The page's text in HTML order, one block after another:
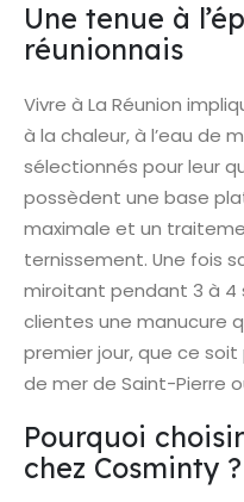
Une tenue à
réunionnais
Vivre à La Réunion
à la chaleur, à l’eau de
sélectionnés pour leur
possèdent une base
maximale et un
ternissement. Une fois
miroitant pendant 3 à 4
clientes une manucure
premier jour, que ce
de mer de Saint-Pierre
Pourquoi
chez Cosminty ?